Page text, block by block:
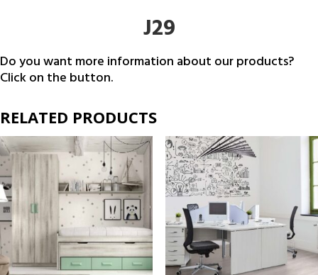
J29
Do you want more information about our products?
Click on the button.
RELATED PRODUCTS